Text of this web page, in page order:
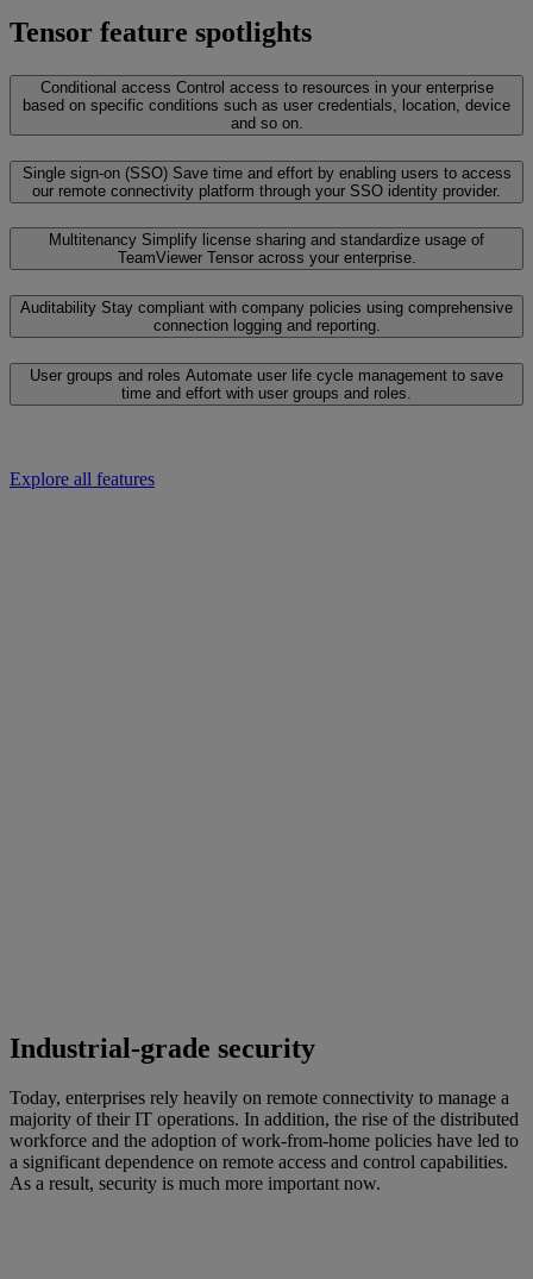
Tensor feature spotlights
Conditional access Control access to resources in your enterprise
based on specific conditions such as user credentials, location, device
and so on.
Single sign-on (SSO) Save time and effort by enabling users to access
our remote connectivity platform through your SSO identity provider.
Multitenancy Simplify license sharing and standardize usage of
TeamViewer Tensor across your enterprise.
Auditability Stay compliant with company policies using comprehensive
connection logging and reporting.
User groups and roles Automate user life cycle management to save
time and effort with user groups and roles.
Explore all features
Industrial-grade security
Today, enterprises rely heavily on remote connectivity to manage a
majority of their IT operations. In addition, the rise of the distributed
workforce and the adoption of work-from-home policies have led to
a significant dependence on remote access and control capabilities.
As a result, security is much more important now.